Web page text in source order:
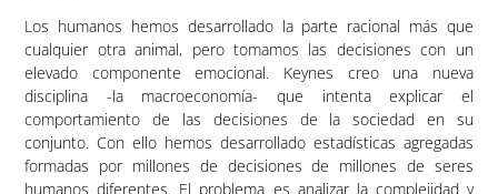
Los humanos hemos desarrollado la parte racional más que
cualquier otra animal, pero tomamos las decisiones con un
elevado componente emocional. Keynes creo una nueva
disciplina -la macroeconomía- que intenta explicar el
comportamiento de las decisiones de la sociedad en su
conjunto. Con ello hemos desarrollado estadísticas agregadas
formadas por millones de decisiones de millones de seres
humanos diferentes. El problema es analizar la complejidad y